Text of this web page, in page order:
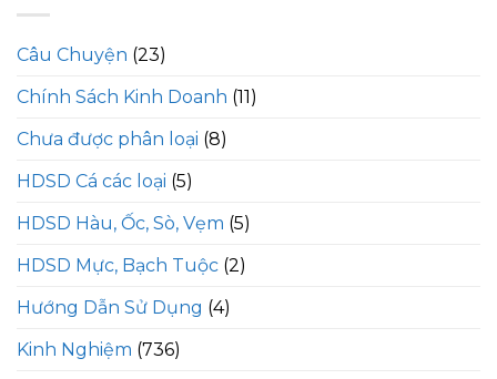
Câu Chuyện (23)
Chính Sách Kinh Doanh (11)
Chưa được phân loại (8)
HDSD Cá các loại (5)
HDSD Hàu, Ốc, Sò, Vẹm (5)
HDSD Mực, Bạch Tuộc (2)
Hướng Dẫn Sử Dụng (4)
Kinh Nghiệm (736)